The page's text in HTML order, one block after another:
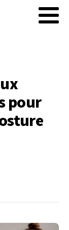
pour